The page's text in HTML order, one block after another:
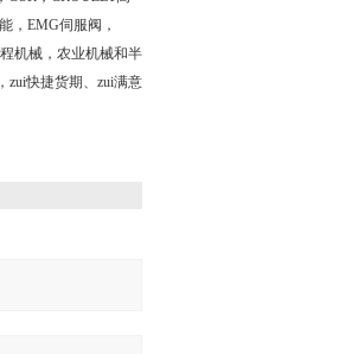
，EMG伺服阀，
机械，农业机械和半
zui快捷货期、zui满意